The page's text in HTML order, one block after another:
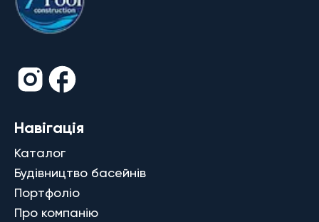
Навігація
Каталог
Будівництво басейнів
Портфоліо
Про компанію